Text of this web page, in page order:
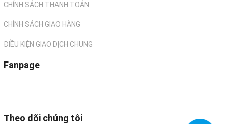
CHÍNH SÁCH THANH TOÁN
CHÍNH SÁCH GIAO HÀNG
ĐIỀU KIỆN GIAO DỊCH CHUNG
Fanpage
Theo dõi chúng tôi